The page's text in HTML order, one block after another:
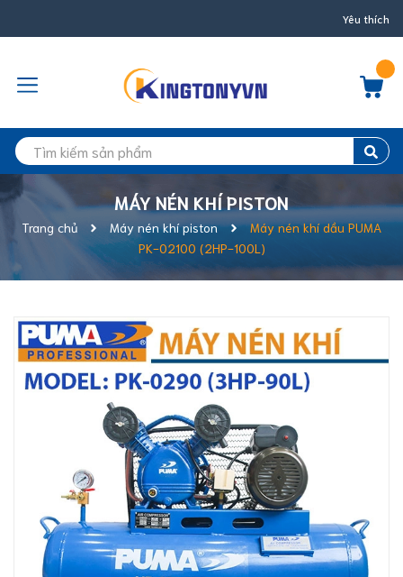
Yêu thích
MÁY NÉN KHÍ PISTON
Trang chủ Máy nén khí piston
Máy nén khí dầu PUMA
PK-02100 (2HP-100L)